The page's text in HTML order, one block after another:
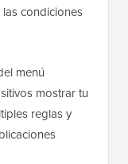
condiciones
menú
mostrar tu
reglas y